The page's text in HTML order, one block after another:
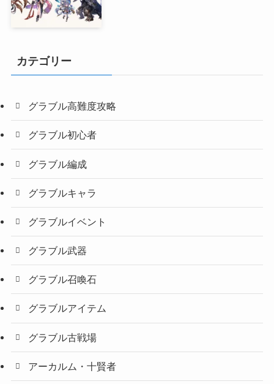
カテゴリー
グラブル高難度攻略
グラブル初心者
グラブル編成
グラブルキャラ
グラブルイベント
グラブル武器
グラブル召喚石
グラブルアイテム
グラブル古戦場
アーカルム・十賢者